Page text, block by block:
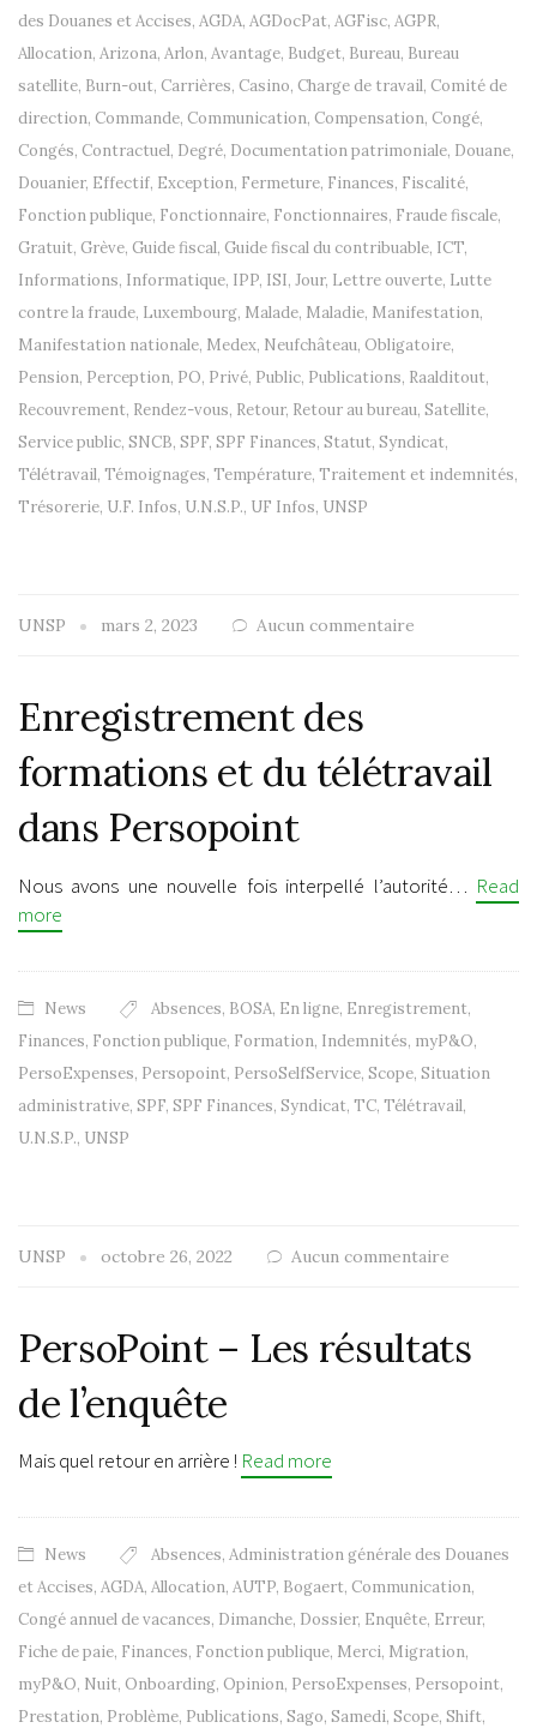
des Douanes et Accises, AGDA, AGDocPat, AGFisc, AGPR,
Allocation, Arizona, Arlon, Avantage, Budget, Bureau, Bureau
satellite, Burn-out, Carrières, Casino, Charge de travail, Comité de
direction, Commande, Communication, Compensation, Congé,
Congés, Contractuel, Degré, Documentation patrimoniale, Douane,
Douanier, Effectif, Exception, Fermeture, Finances, Fiscalité,
Fonction publique, Fonctionnaire, Fonctionnaires, Fraude fiscale,
Gratuit, Grève, Guide fiscal, Guide fiscal du contribuable, ICT,
Informations, Informatique, IPP, ISI, Jour, Lettre ouverte, Lutte
contre la fraude, Luxembourg, Malade, Maladie, Manifestation,
Manifestation nationale, Medex, Neufchâteau, Obligatoire,
Pension, Perception, PO, Privé, Public, Publications, Raalditout,
Recouvrement, Rendez-vous, Retour, Retour au bureau, Satellite,
Service public, SNCB, SPF, SPF Finances, Statut, Syndicat,
Télétravail, Témoignages, Température, Traitement et indemnités,
Trésorerie, U.F. Infos, U.N.S.P., UF Infos, UNSP
UNSP mars 2, 2023 Aucun commentaire
Enregistrement des
formations et du télétravail
dans Persopoint
Nous avons une nouvelle fois interpellé l’autorité… Read
more
News Absences, BOSA, En ligne, Enregistrement,
Finances, Fonction publique, Formation, Indemnités, myP&O,
PersoExpenses, Persopoint, PersoSelfService, Scope, Situation
administrative, SPF, SPF Finances, Syndicat, TC, Télétravail,
U.N.S.P., UNSP
UNSP octobre 26, 2022 Aucun commentaire
PersoPoint – Les résultats
de l’enquête
Mais quel retour en arrière ! Read more
News Absences, Administration générale des Douanes
et Accises, AGDA, Allocation, AUTP, Bogaert, Communication,
Congé annuel de vacances, Dimanche, Dossier, Enquête, Erreur,
Fiche de paie, Finances, Fonction publique, Merci, Migration,
myP&O, Nuit, Onboarding, Opinion, PersoExpenses, Persopoint,
Prestation, Problème, Publications, Sago, Samedi, Scope, Shift,